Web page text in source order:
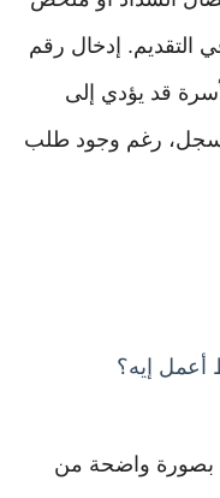
التقديم. إدخال رقم
قد يؤدي إلى
مسجل، رغم وجود طلب
إيه؟
بصورة واضحة من